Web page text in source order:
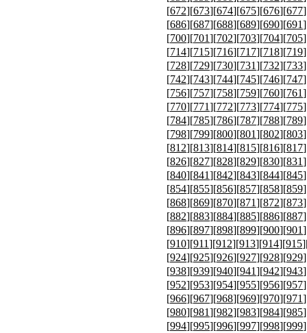
[672][673][674][675][676][677
[686][687][688][689][690][691
[700][701][702][703][704][705
[714][715][716][717][718][719
[728][729][730][731][732][733
[742][743][744][745][746][747
[756][757][758][759][760][761
[770][771][772][773][774][775
[784][785][786][787][788][789
[798][799][800][801][802][803
[812][813][814][815][816][817
[826][827][828][829][830][831
[840][841][842][843][844][845
[854][855][856][857][858][859
[868][869][870][871][872][873
[882][883][884][885][886][887
[896][897][898][899][900][901
[910][911][912][913][914][915
[924][925][926][927][928][929
[938][939][940][941][942][943
[952][953][954][955][956][957
[966][967][968][969][970][971
[980][981][982][983][984][985
[994][995][996][997][998][999